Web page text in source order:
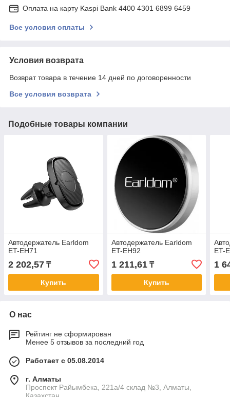
Оплата на карту Kaspi Bank 4400 4301 6899 6459
Все условия оплаты
Условия возврата
Возврат товара в течение 14 дней по договоренности
Все условия возврата
Подобные товары компании
Автодержатель Earldom
ET-EH71
2 202,57 ₸
Купить
Автодержатель Earldom
ET-EH92
1 211,61₸
Купить
ET-
1
О нас
Рейтинг не сформирован
Менее 5 отзывов за последний год
Работает с 05.08.2014
г. Алматы
Проспект Райымбека, 221а/4 склад №3, Алматы,